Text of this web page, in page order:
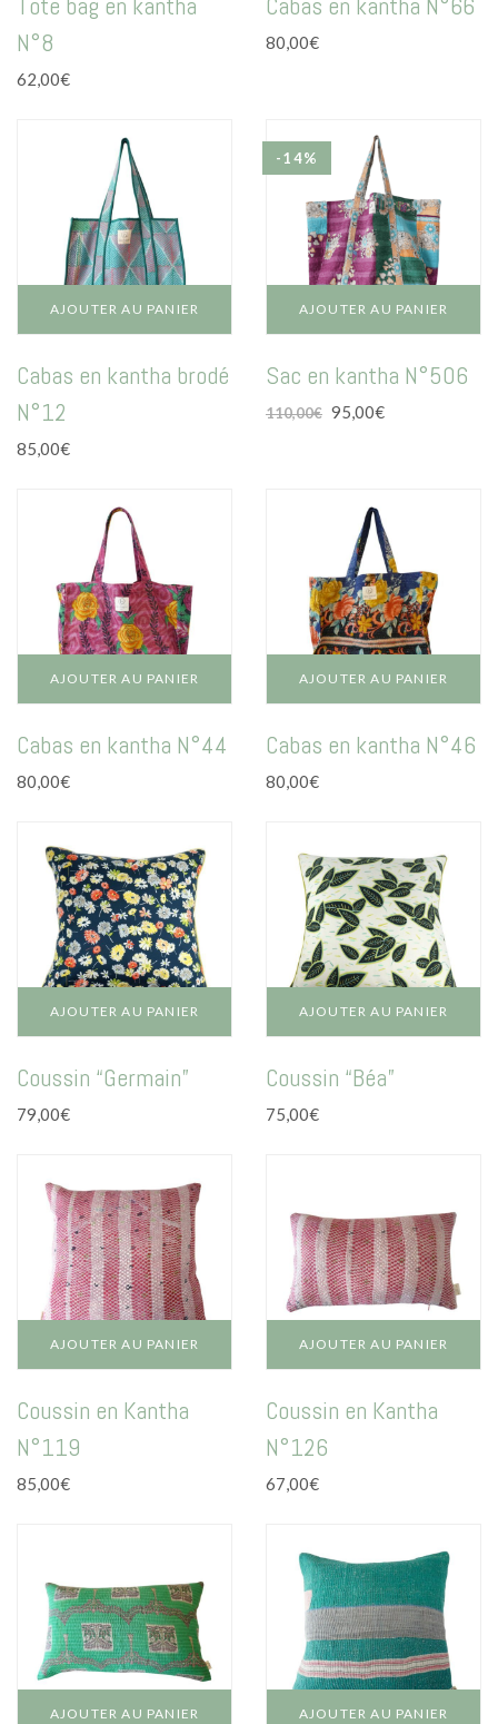
N°8
62,00€
80,00€
AJOUTER AU PANIER
Cabas en kantha brodé
N°12
85,00€
-14%
AJOUTER AU PANIER
Sac en kantha N°506
110,00€ Le
110,00€.
95,00€Le
AJOUTER AU PANIER
Cabas en kantha N°44
80,00€
AJOUTER AU PANIER
Cabas en kantha N°46
80,00€
AJOUTER AU PANIER
Coussin “Germain”
79,00€
AJOUTER AU PANIER
Coussin “Béa”
75,00€
AJOUTER AU PANIER
Coussin en Kantha
N°119
85,00€
AJOUTER AU PANIER
Coussin en Kantha
N°126
67,00€
AJOUTER AU PANIER AJOUTER AU PANIER